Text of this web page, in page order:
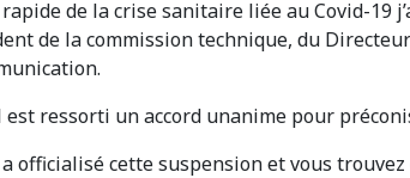
de la crise sanitaire liée au Covid-
de la commission technique, du
ressorti un accord unanime pour
officialisé cette suspension et vous